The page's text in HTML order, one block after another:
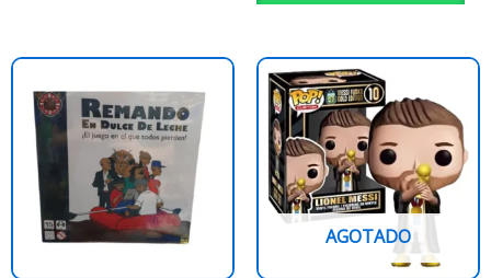
AGOTADO